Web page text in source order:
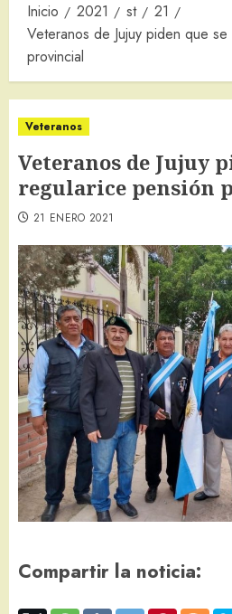
Inicio 2021 st
21
Veteranos de Jujuy piden que
provincial
Veteranos
Veteranos de Jujuy
regularice pensión
21 ENERO 2021
Compartir la noticia: